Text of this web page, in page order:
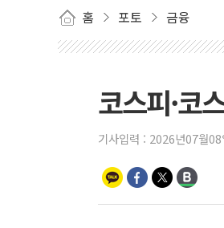
홈 포토 금융
코스피·코
기사입력 : 2026년07월